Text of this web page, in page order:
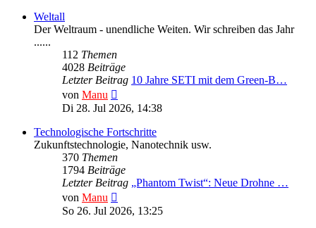
Weltall
Der Weltraum - unendliche Weiten. Wir schreiben das Jahr
......
112 Themen
4028 Beiträge
Letzter Beitrag 10 Jahre SETI mit dem Green-B…
von Manu
Beitrag
Di 28. Jul 2026, 14:38
Technologische Fortschritte
Zukunftstechnologie, Nanotechnik usw.
370 Themen
1794 Beiträge
Letzter Beitrag „Phantom Twist“: Neue Drohne …
von Manu
Beitrag
So 26. Jul 2026, 13:25